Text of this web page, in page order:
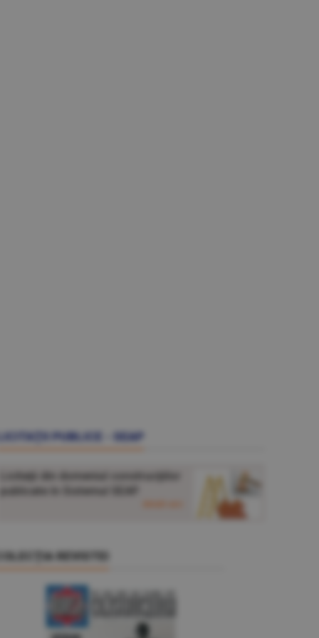
PUBLICE - SEAP
Licitaţii din domeniul construcţiilor
publicate în Sistemul SEAP.
REVISTEI